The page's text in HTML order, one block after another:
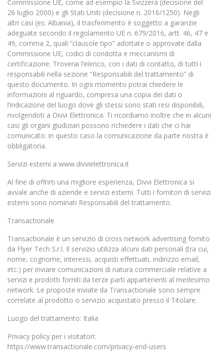
Commissione UE, come ad esempio la Svizzera (decisione del
26 luglio 2000) e gli Stati Uniti (decisione n. 2016/1250). Negli
altri casi (es: Albania), il trasferimento è soggetto a garanzie
adeguate secondo il regolamento UE n. 679/2016, artt. 46, 47 e
49, comma 2, quali “clausole tipo” adottate o approvate dalla
Commissione UE, codici di condotta e meccanismi di
certificazione. Troverai l’elenco, con i dati di contatto, di tutti i
responsabili nella sezione “Responsabili del trattamento” di
questo documento. In ogni momento potrai chiedere le
informazioni al riguardo, compresa una copia dei dati o
l’indicazione del luogo dove gli stessi sono stati resi disponibili,
rivolgendoti a Divvi Elettronica. Ti ricordiamo inoltre che in alcuni
casi gli organi giudiziari possono richiedere i dati che ci hai
comunicato: in questo caso la comunicazione da parte nostra è
obbligatoria.
Servizi esterni a www.divvielettronica.it
Al fine di offrirti una migliore esperienza, Divvi Elettronica si
avvale anche di aziende e servizi esterni. Tutti i fornitori di servizi
esterni sono nominati Responsabili del trattamento.
Transactionale
Transactionale è un servizio di cross network advertising fornito
da Flyer Tech S.r.l. Il servizio utilizza alcuni dati personali (tra cui,
nome, cognome, interessi, acquisti effettuati, indirizzo email,
etc.) per inviare comunicazioni di natura commerciale relative a
servizi e prodotti forniti da terze parti appartenenti al medesimo
network. Le proposte inviate da Transactionale sono sempre
correlate al prodotto o servizio acquistato presso il Titolare.
Luogo del trattamento: Italia
Privacy policy per i visitatori:
https://www.transactionale.com/privacy-end-users